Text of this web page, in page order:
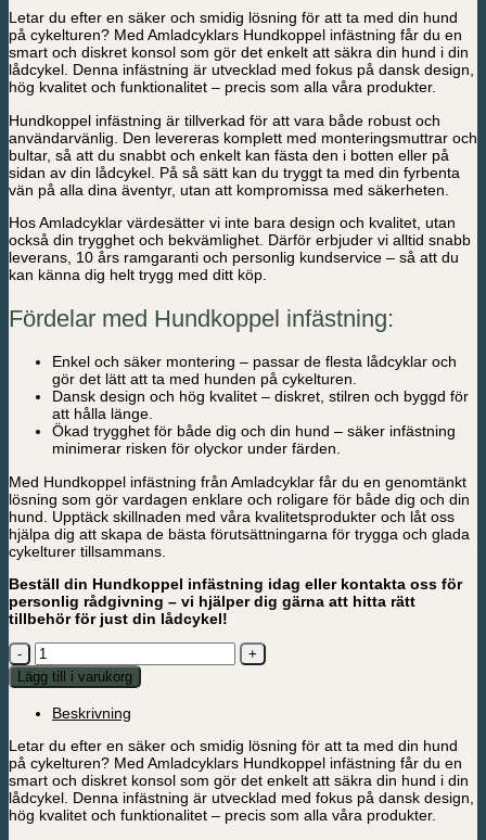
Letar du efter en säker och smidig lösning för att ta med din hund
på cykelturen? Med Amladcyklars Hundkoppel infästning får du en
smart och diskret konsol som gör det enkelt att säkra din hund i din
lådcykel. Denna infästning är utvecklad med fokus på dansk design,
hög kvalitet och funktionalitet – precis som alla våra produkter.
Hundkoppel infästning är tillverkad för att vara både robust och
användarvänlig. Den levereras komplett med monteringsmuttrar och
bultar, så att du snabbt och enkelt kan fästa den i botten eller på
sidan av din lådcykel. På så sätt kan du tryggt ta med din fyrbenta
vän på alla dina äventyr, utan att kompromissa med säkerheten.
Hos Amladcyklar värdesätter vi inte bara design och kvalitet, utan
också din trygghet och bekvämlighet. Därför erbjuder vi alltid snabb
leverans, 10 års ramgaranti och personlig kundservice – så att du
kan känna dig helt trygg med ditt köp.
Fördelar med Hundkoppel infästning:
Enkel och säker montering – passar de flesta lådcyklar och
gör det lätt att ta med hunden på cykelturen.
Dansk design och hög kvalitet – diskret, stilren och byggd för
att hålla länge.
Ökad trygghet för både dig och din hund – säker infästning
minimerar risken för olyckor under färden.
Med Hundkoppel infästning från Amladcyklar får du en genomtänkt
lösning som gör vardagen enklare och roligare för både dig och din
hund. Upptäck skillnaden med våra kvalitetsprodukter och låt oss
hjälpa dig att skapa de bästa förutsättningarna för trygga och glada
cykelturer tillsammans.
Beställ din Hundkoppel infästning idag eller kontakta oss för
personlig rådgivning – vi hjälper dig gärna att hitta rätt
tillbehör för just din lådcykel!
Hundkoppel
infästning
-
st.
mängd
Lägg till i varukorg
Beskrivning
Letar du efter en säker och smidig lösning för att ta med din hund
på cykelturen? Med Amladcyklars Hundkoppel infästning får du en
smart och diskret konsol som gör det enkelt att säkra din hund i din
lådcykel. Denna infästning är utvecklad med fokus på dansk design,
hög kvalitet och funktionalitet – precis som alla våra produkter.